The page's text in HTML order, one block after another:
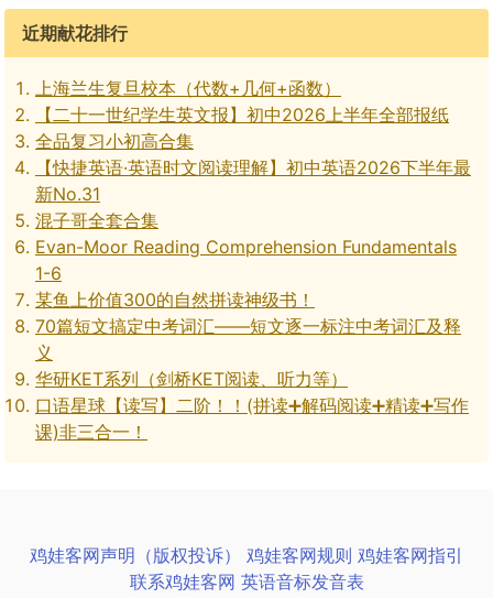
近期献花排行
上海兰生复旦校本（代数+几何+函数）
【二十一世纪学生英文报】初中2026上半年全部报纸
全品复习小初高合集
【快捷英语·英语时文阅读理解】初中英语2026下半年最
新No.31
混子哥全套合集
Evan-Moor Reading Comprehension Fundamentals
1-6
某鱼上价值300的自然拼读神级书！
70篇短文搞定中考词汇——短文逐一标注中考词汇及释
义
华研KET系列（剑桥KET阅读、听力等）
口语星球【读写】二阶！！(拼读➕解码阅读➕精读➕写作
课)非三合一！
鸡娃客网声明（版权投诉） 鸡娃客网规则 鸡娃客网指引
联系鸡娃客网 英语音标发音表